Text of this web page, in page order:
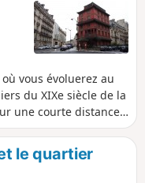
vous évoluerez au
du XIXe siècle de la
une courte distance :
pagode chinoise,
pyramide, pont à
le quartier